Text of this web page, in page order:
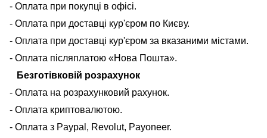
- Оплата при покупці в офісі.
- Оплата при доставці кур'єром по Києву.
- Оплата при доставці кур'єром за вказаними містами.
- Оплата післяплатою «Нова Пошта».
Безготівковій розрахунок
- Оплата на розрахунковий рахунок.
- Оплата криптовалютою.
- Оплата з Paypal, Revolut, Payoneer.